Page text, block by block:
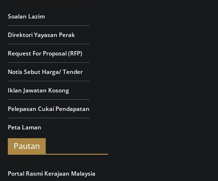
Soalan Lazim
Direktori Yayasan Perak
Request For Proposal (RFP)
Notis Sebut Harga/ Tender
Iklan Jawatan Kosong
Pelepasan Cukai Pendapatan
Peta Laman
Pautan
Portal Rasmi Kerajaan Malaysia